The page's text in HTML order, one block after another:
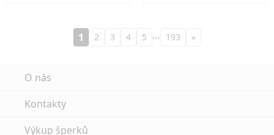
1 2 3 4 5 … 193 »
O nás
Kontakty
Výkup šperků